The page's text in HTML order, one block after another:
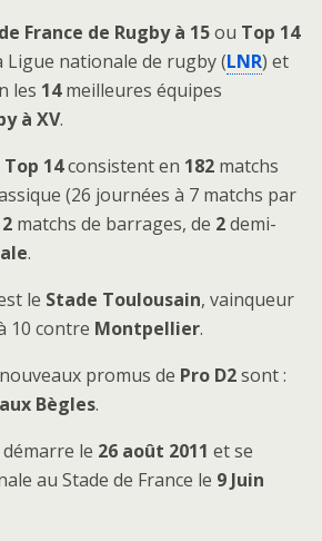
France de Rugby à 15ou Top 14
nationale de rugby (LNR) et
les 14meilleures équipes
à XV.
Top 14consistent en 182 matchs
(26 journées à 7 matchs par
2 matchs de barrages, de 2demi-
.
le Stade Toulousain, vainqueur
10 contre Montpellier.
promus de Pro D2sont :
Bègles.
le 26 août 2011 et se
au Stade de France le 9 Juin